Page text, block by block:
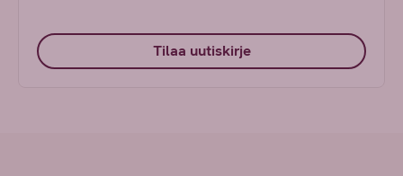
Tilaa uutiskirje